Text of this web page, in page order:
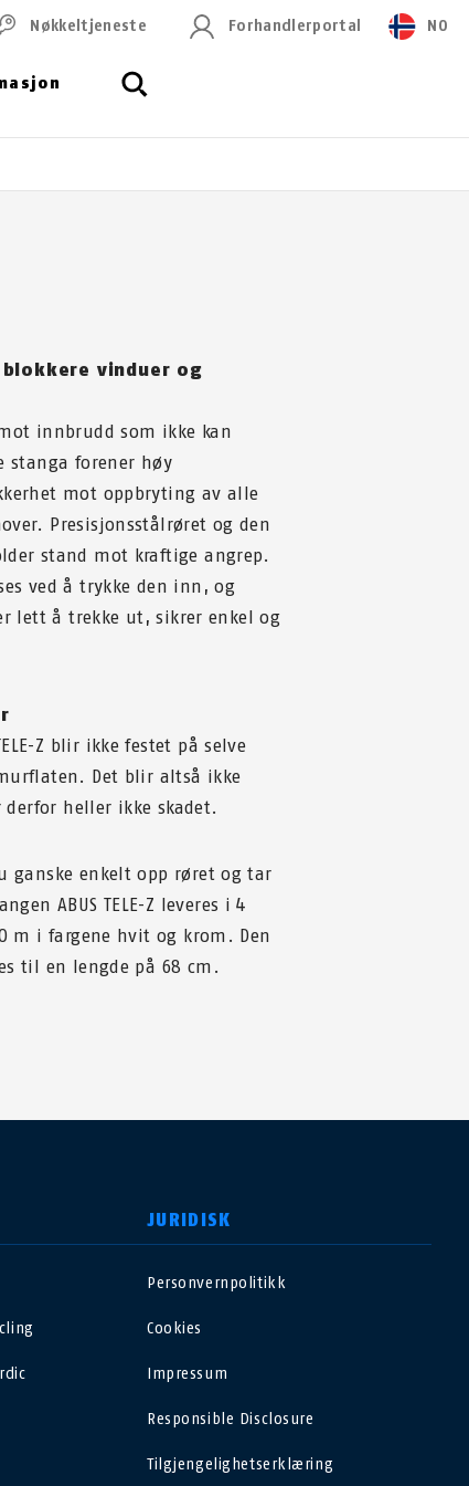
Nøkkeltjeneste Forhandlerportal NO
vinduer og
mot innbrudd som ikke kan
stanga forener høy
mot oppbryting av alle
Presisjonsstålrøret og den
stand mot kraftige angrep.
ved å trykke den inn, og
lett å trekke ut, sikrer enkel og
Z blir ikke festet på selve
Det blir altså ikke
heller ikke skadet.
ganske enkelt opp røret og tar
ABUS TELE-Z leveres i 4
m i fargene hvit og krom. Den
til en lengde på 68 cm.
JURIDISK
Personvernpolitikk
Cookies
Impressum
Responsible Disclosure
Tilgjengelighetserklæring
España